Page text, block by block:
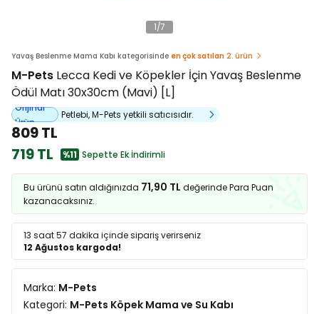
1/7
Yavaş Beslenme Mama Kabı kategorisinde en çok satılan 2. ürün
M-Pets Lecca Kedi ve Köpekler İçin Yavaş Beslenme
Ödül Matı 30x30cm (Mavi) [L]
Orijinal
Ürün
Petlebi, M-Pets yetkili satıcısıdır.
809 TL
719 TL
%11 Sepette Ek İndirimli
Bu ürünü satın aldığınızda 71,90 TL değerinde Para Puan
kazanacaksınız.
13 saat 57 dakika içinde sipariş verirseniz
12 Ağustos kargoda!
Marka: M-Pets
Kategori: M-Pets Köpek Mama ve Su Kabı